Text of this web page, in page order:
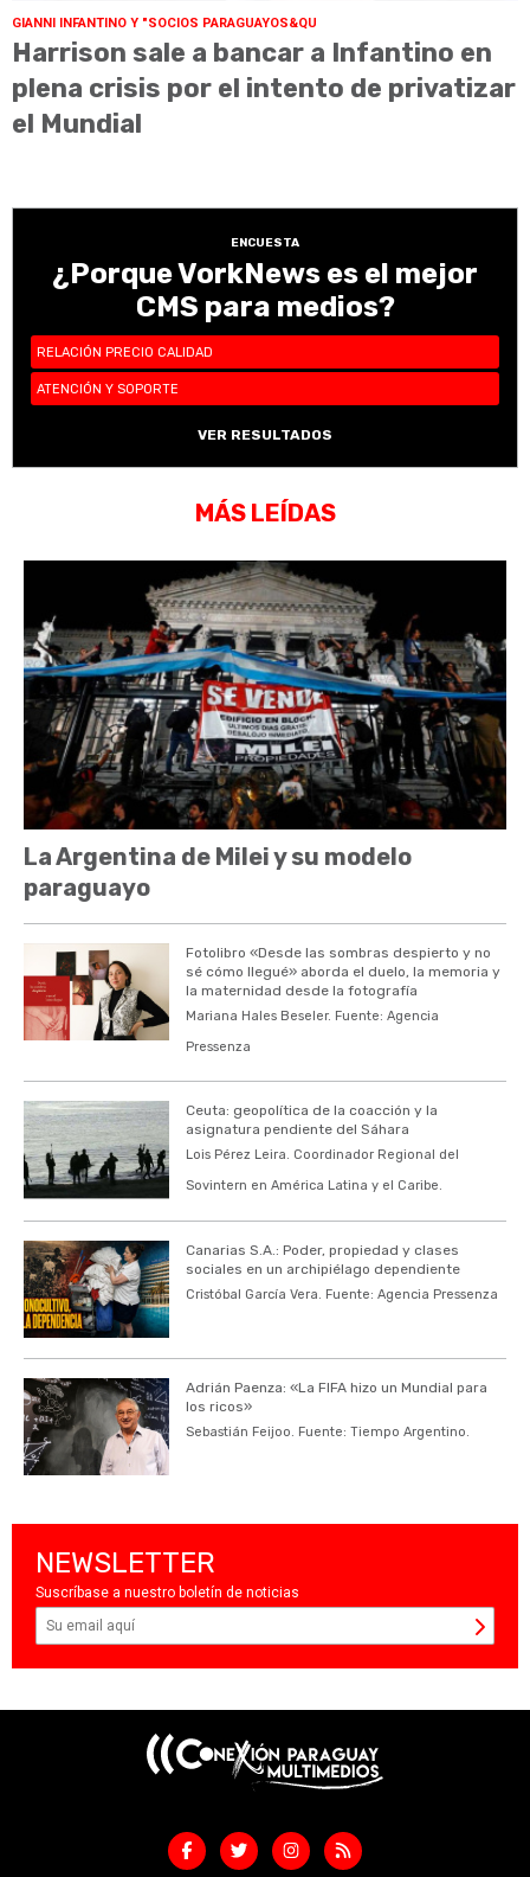
GIANNI INFANTINO Y "SOCIOS PARAGUAYOS&QU
Harrison sale a bancar a Infantino en
plena crisis por el intento de privatizar
el Mundial
ENCUESTA
¿Porque VorkNews es el mejor
CMS para medios?
RELACIÓN PRECIO CALIDAD
ATENCIÓN Y SOPORTE
VER RESULTADOS
MÁS LEÍDAS
La Argentina de Milei y su modelo
paraguayo
Fotolibro «Desde las sombras despierto y no
sé cómo llegué» aborda el duelo, la memoria y
la maternidad desde la fotografía
Mariana Hales Beseler. Fuente: Agencia
Pressenza
Ceuta: geopolítica de la coacción y la
asignatura pendiente del Sáhara
Lois Pérez Leira. Coordinador Regional del
Sovintern en América Latina y el Caribe.
Canarias S.A.: Poder, propiedad y clases
sociales en un archipiélago dependiente
Cristóbal García Vera. Fuente: Agencia Pressenza
Adrián Paenza: «La FIFA hizo un Mundial para
los ricos»
Sebastián Feijoo. Fuente: Tiempo Argentino.
NEWSLETTER
Suscríbase a nuestro boletín de noticias